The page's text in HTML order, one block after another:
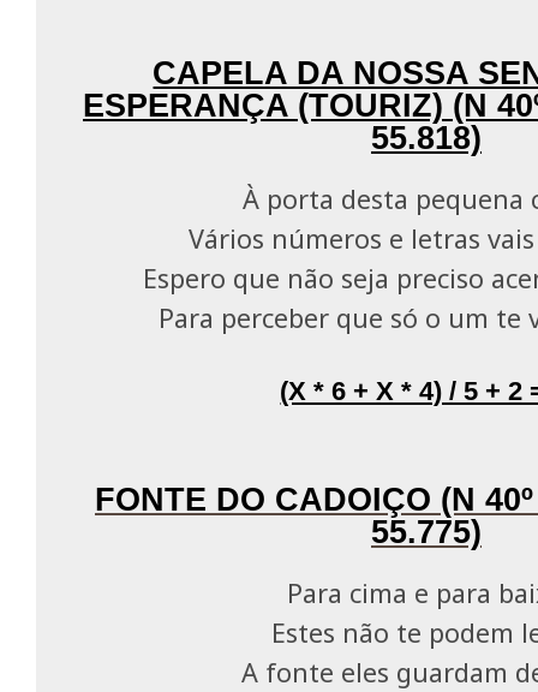
CAPELA DA NOSSA
ESPERANÇA (TOURIZ) (N
55.818)
À porta desta pequena
Vários números e letras
Espero que não seja preciso
Para perceber que só o um te
(X * 6 + X * 4) / 5 + 2
FONTE DO CADOIÇO (N
55.775)
Para cima e para
Estes não te podem
A fonte eles guardam